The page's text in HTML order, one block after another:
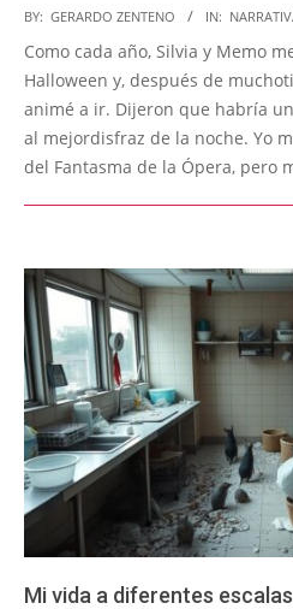
2025-
12-
09
BY: GERARDO ZENTENO IN:
Como cada año, Silvia y Memo
Halloween y, después de
animé a ir. Dijeron que habría
al mejordisfraz de la noche. Yo
del Fantasma de la Ópera, pero
Mi vida a diferentes escalas